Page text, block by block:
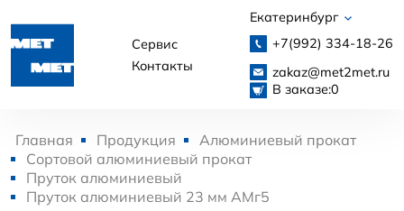
Сервис
Контакты
Екатеринбург
+7(992) 334-18-26
zakaz@met2met.ru
В заказе:0
Главная Продукция
Алюминиевый прокат
Сортовой алюминиевый прокат
Пруток алюминиевый
Пруток алюминиевый 23 мм АМг5